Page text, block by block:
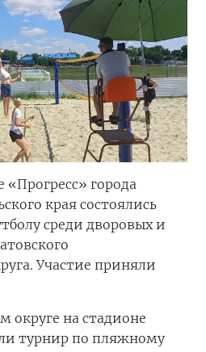
города
края состоялись
среди дворовых и
Участие приняли
округе на стадионе
турнир по пляжному